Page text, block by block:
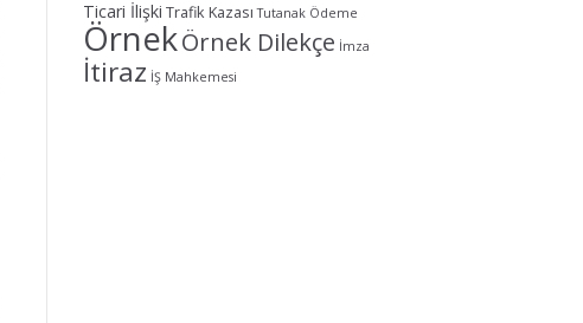
Ticari İlişki Trafik Kazası Tutanak Ödeme
ÖrnekÖrnek Dilekçe İmza
İtiraz İŞ Mahkemesi